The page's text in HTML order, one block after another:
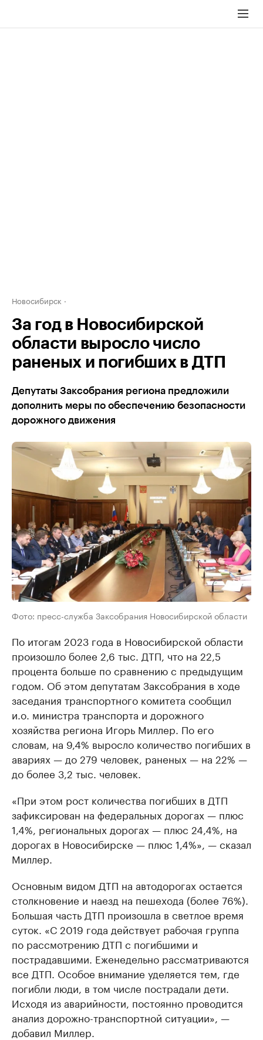
Новосибирск
За год в Новосибирской
области выросло число
раненых и погибших в ДТП
Депутаты Заксобрания региона предложили
дополнить меры по обеспечению безопасности
дорожного движения
Фото: пресс-служба Заксобрания Новосибирской области
По итогам 2023 года в Новосибирской области
произошло более 2,6 тыс. ДТП, что на 22,5
процента больше по сравнению с предыдущим
годом. Об этом депутатам Заксобрания в ходе
заседания транспортного комитета сообщил
и.о. министра транспорта и дорожного
хозяйства региона Игорь Миллер. По его
словам, на 9,4% выросло количество погибших в
авариях — до 279 человек, раненых — на 22% —
до более 3,2 тыс. человек.
«При этом рост количества погибших в ДТП
зафиксирован на федеральных дорогах — плюс
1,4%, региональных дорогах — плюс 24,4%, на
дорогах в Новосибирске — плюс 1,4%», — сказал
Миллер.
Основным видом ДТП на автодорогах остается
столкновение и наезд на пешехода (более 76%).
Большая часть ДТП произошла в светлое время
суток. «С 2019 года действует рабочая группа
по рассмотрению ДТП с погибшими и
пострадавшими. Еженедельно рассматриваются
все ДТП. Особое внимание уделяется тем, где
погибли люди, в том числе пострадали дети.
Исходя из аварийности, постоянно проводится
анализ дорожно-транспортной ситуации», —
добавил Миллер.